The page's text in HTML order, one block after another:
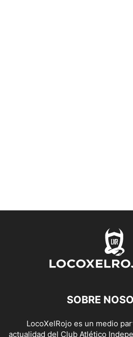
SOBRE
LocoXelRojo es un medio
actualidad del Club Atlético